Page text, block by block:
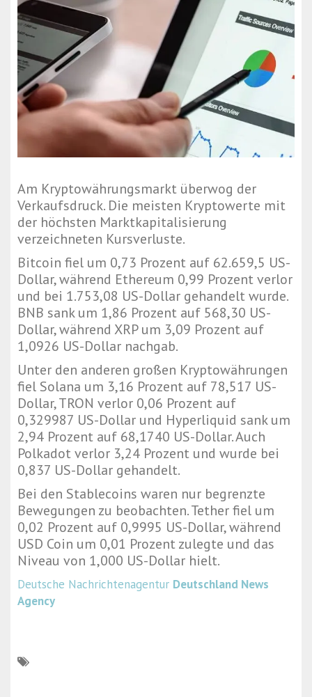
Am Kryptowährungsmarkt überwog der
Verkaufsdruck. Die meisten Kryptowerte mit
der höchsten Marktkapitalisierung
verzeichneten Kursverluste.
Bitcoin fiel um 0,73 Prozent auf 62.659,5 US-
Dollar, während Ethereum 0,99 Prozent verlor
und bei 1.753,08 US-Dollar gehandelt wurde.
BNB sank um 1,86 Prozent auf 568,30 US-
Dollar, während XRP um 3,09 Prozent auf
1,0926 US-Dollar nachgab.
Unter den anderen großen Kryptowährungen
fiel Solana um 3,16 Prozent auf 78,517 US-
Dollar, TRON verlor 0,06 Prozent auf
0,329987 US-Dollar und Hyperliquid sank um
2,94 Prozent auf 68,1740 US-Dollar. Auch
Polkadot verlor 3,24 Prozent und wurde bei
0,837 US-Dollar gehandelt.
Bei den Stablecoins waren nur begrenzte
Bewegungen zu beobachten. Tether fiel um
0,02 Prozent auf 0,9995 US-Dollar, während
USD Coin um 0,01 Prozent zulegte und das
Niveau von 1,000 US-Dollar hielt.
Deutsche Nachrichtenagentur Deutschland News
Agency